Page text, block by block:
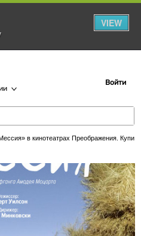
VIEW
Войти
в кинотеатрах Преображения. Купить билеты!